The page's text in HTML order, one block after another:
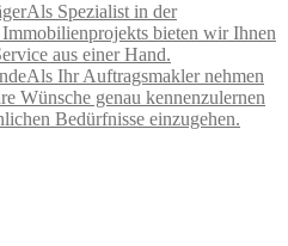
Als Spezialist in der
bieten wir Ihnen
aus einer Hand.
Als Ihr Auftragsmakler nehmen
Wünsche genau kennenzulernen
Bedürfnisse einzugehen.